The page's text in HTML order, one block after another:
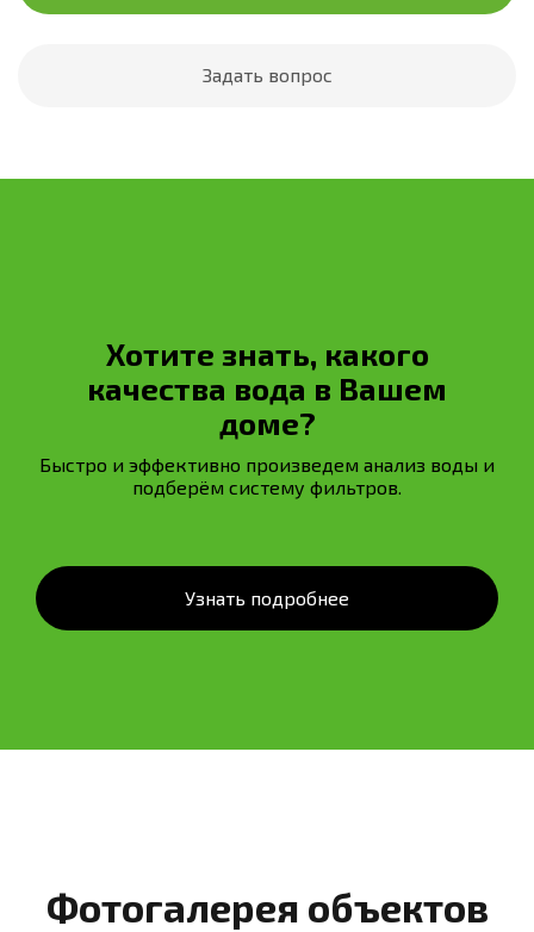
Задать вопрос
Хотите знать, какого
качества вода в Вашем
доме?
Быстро и эффективно произведем анализ воды и
подберём систему фильтров.
Узнать подробнее
Фотогалерея объектов